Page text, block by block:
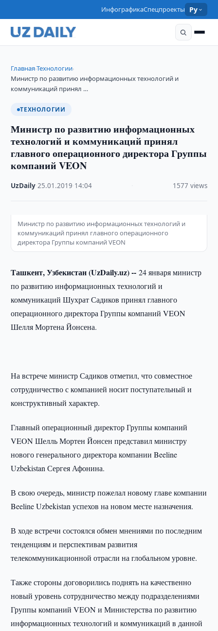
ИнфографикаСпецпроекты Ру
Главная›Технологии›
Министр по развитию информационных технологий и
коммуникаций принял …
ТЕХНОЛОГИИ
Министр по развитию информационных
технологий и коммуникаций принял
главного операционного директора Группы
компаний VEON
UzDaily ·25.01.2019 14:04 1577 views
Министр по развитию информационных технологий и
коммуникаций принял главного операционного
директора Группы компаний VEON
Ташкент, Узбекистан (UzDaily.uz) --24 января министр
по развитию информационных технологий и
коммуникаций Шухрат Садиков принял главного
операционного директора Группы компаний VEON
Шелля Мортена Йонсена.
На встрече министр Садиков отметил, что совместное
сотрудничество с компанией носит поступательный и
конструктивный характер.
Главный операционный директор Группы компаний
VEON Шелль Мортен Йонсен представил министру
нового генерального директора компании Beeline
Uzbekistan Сергея Афонина.
В свою очередь, министр пожелал новому главе компании
Beeline Uzbekistan успехов на новом месте назначения.
В ходе встречи состоялся обмен мнениями по последним
тенденциям и перспективам развития
телекоммуникационной отрасли на глобальном уровне.
Также стороны договорились поднять на качественно
новый уровень сотрудничество между подразделениями
Группы компаний VEON и Министерства по развитию
информационных технологий и коммуникаций в данной